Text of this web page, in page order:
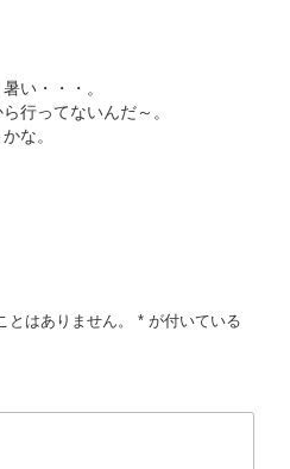
い・・・。
行ってないんだ～。
な。
はありません。 * が付いている